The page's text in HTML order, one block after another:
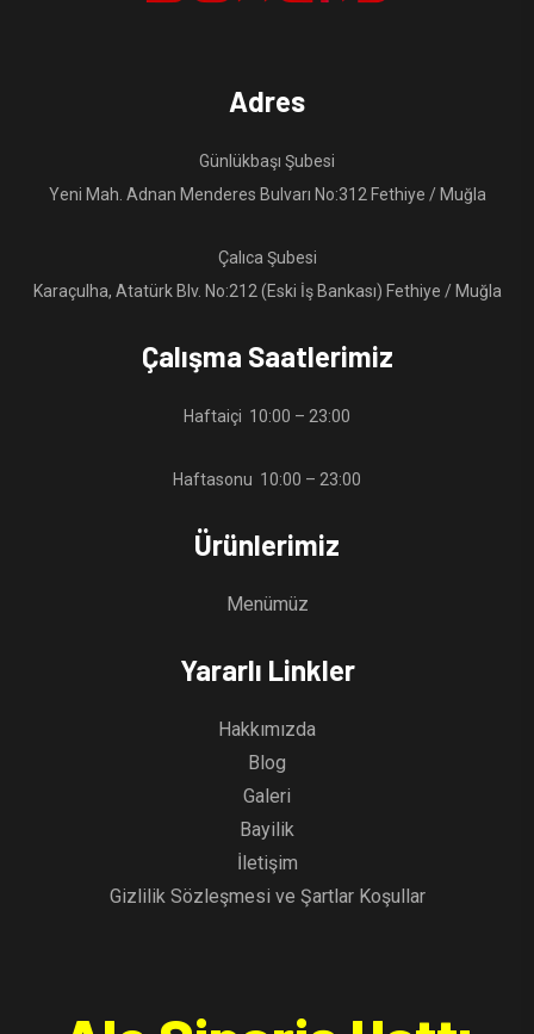
Adres
Günlükbaşı Şubesi
Yeni Mah. Adnan Menderes Bulvarı No:312 Fethiye / Muğla
Çalıca Şubesi
Karaçulha, Atatürk Blv. No:212 (Eski İş Bankası) Fethiye / Muğla
Çalışma Saatlerimiz
Haftaiçi 10:00 – 23:00
Haftasonu 10:00 – 23:00
Ürünlerimiz
Menümüz
Yararlı Linkler
Hakkımızda
Blog
Galeri
Bayilik
İletişim
Gizlilik Sözleşmesi ve Şartlar Koşullar